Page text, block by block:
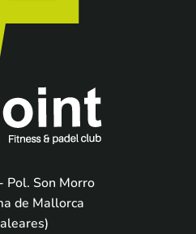
Pol. Son Morro
de Mallorca